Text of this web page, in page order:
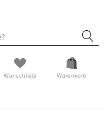
Wunschliste Warenkorb